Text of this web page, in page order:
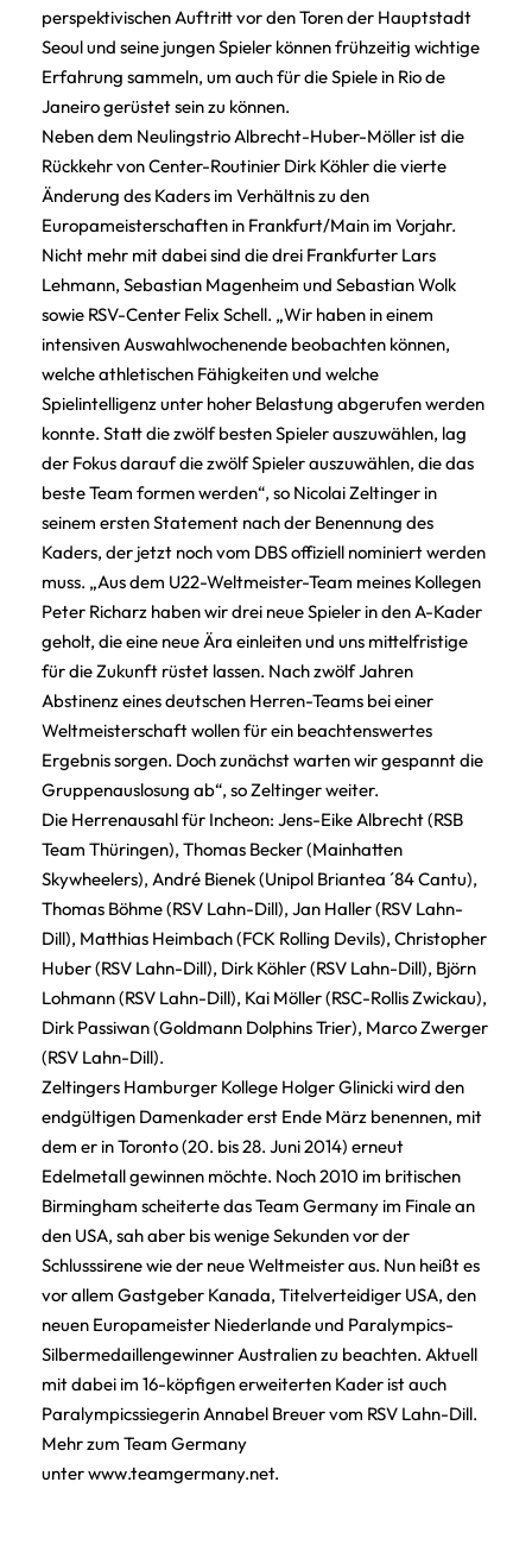
perspektivischen Auftritt vor den Toren der Hauptstadt
Seoul und seine jungen Spieler können frühzeitig wichtige
Erfahrung sammeln, um auch für die Spiele in Rio de
Janeiro gerüstet sein zu können.
Neben dem Neulingstrio Albrecht-Huber-Möller ist die
Rückkehr von Center-Routinier Dirk Köhler die vierte
Änderung des Kaders im Verhältnis zu den
Europameisterschaften in Frankfurt/Main im Vorjahr.
Nicht mehr mit dabei sind die drei Frankfurter Lars
Lehmann, Sebastian Magenheim und Sebastian Wolk
sowie RSV-Center Felix Schell. „Wir haben in einem
intensiven Auswahlwochenende beobachten können,
welche athletischen Fähigkeiten und welche
Spielintelligenz unter hoher Belastung abgerufen werden
konnte. Statt die zwölf besten Spieler auszuwählen, lag
der Fokus darauf die zwölf Spieler auszuwählen, die das
beste Team formen werden“, so Nicolai Zeltinger in
seinem ersten Statement nach der Benennung des
Kaders, der jetzt noch vom DBS offiziell nominiert werden
muss. „Aus dem U22-Weltmeister-Team meines Kollegen
Peter Richarz haben wir drei neue Spieler in den A-Kader
geholt, die eine neue Ära einleiten und uns mittelfristige
für die Zukunft rüstet lassen. Nach zwölf Jahren
Abstinenz eines deutschen Herren-Teams bei einer
Weltmeisterschaft wollen für ein beachtenswertes
Ergebnis sorgen. Doch zunächst warten wir gespannt die
Gruppenauslosung ab“, so Zeltinger weiter.
Die Herrenausahl für Incheon: Jens-Eike Albrecht (RSB
Team Thüringen), Thomas Becker (Mainhatten
Skywheelers), André Bienek (Unipol Briantea ´84 Cantu),
Thomas Böhme (RSV Lahn-Dill), Jan Haller (RSV Lahn-
Dill), Matthias Heimbach (FCK Rolling Devils), Christopher
Huber (RSV Lahn-Dill), Dirk Köhler (RSV Lahn-Dill), Björn
Lohmann (RSV Lahn-Dill), Kai Möller (RSC-Rollis Zwickau),
Dirk Passiwan (Goldmann Dolphins Trier), Marco Zwerger
(RSV Lahn-Dill).
Zeltingers Hamburger Kollege Holger Glinicki wird den
endgültigen Damenkader erst Ende März benennen, mit
dem er in Toronto (20. bis 28. Juni 2014) erneut
Edelmetall gewinnen möchte. Noch 2010 im britischen
Birmingham scheiterte das Team Germany im Finale an
den USA, sah aber bis wenige Sekunden vor der
Schlusssirene wie der neue Weltmeister aus. Nun heißt es
vor allem Gastgeber Kanada, Titelverteidiger USA, den
neuen Europameister Niederlande und Paralympics-
Silbermedaillengewinner Australien zu beachten. Aktuell
mit dabei im 16-köpfigen erweiterten Kader ist auch
Paralympicssiegerin Annabel Breuer vom RSV Lahn-Dill.
Mehr zum Team Germany
unterwww.teamgermany.net.